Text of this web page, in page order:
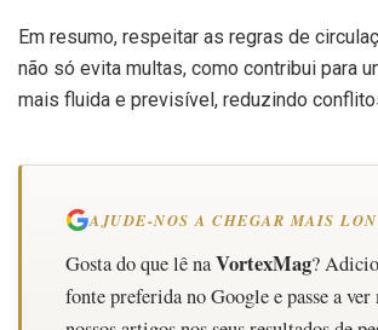
Em resumo, respeitar as regras de
não só evita multas, como contribui para
mais fluida e previsível, reduzindo
AJUDE-NOS A CHEGAR MAIS
Gosta do que lê naVortexMag?
fonte preferida no Google e passe a ver